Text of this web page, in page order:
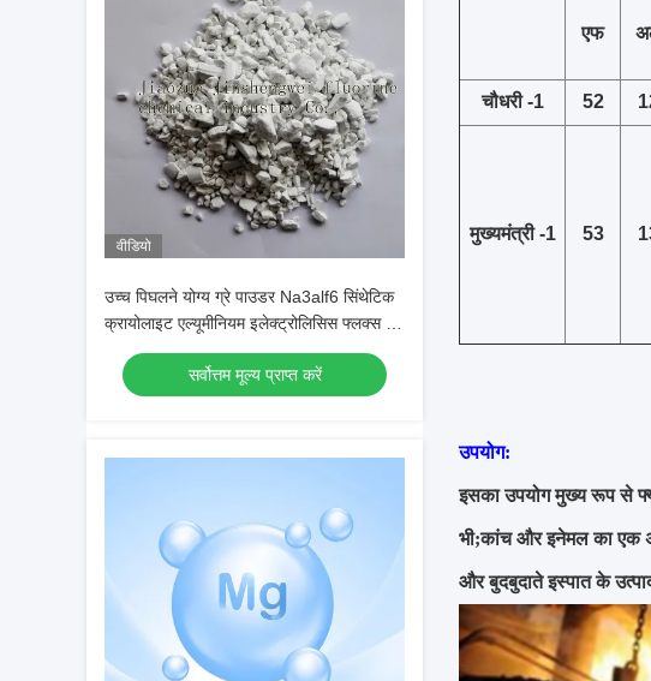
वीडियो
उच्च पिघलने योग्य ग्रे पाउडर Na3alf6 सिंथेटिक
क्रायोलाइट एल्यूमीनियम इलेक्ट्रोलिसिस फ्लक्स के
रूप में उपयोग किया जाता है
सर्वोत्तम मूल्य प्राप्त करें
एफ
चौधरी -1 52
मुख्यमंत्री -1 53
उपयोग:
इसका उपयोग मुख्य रूप से
भी;कांच और इनेमल का एक
और बुदबुदाते इस्पात के